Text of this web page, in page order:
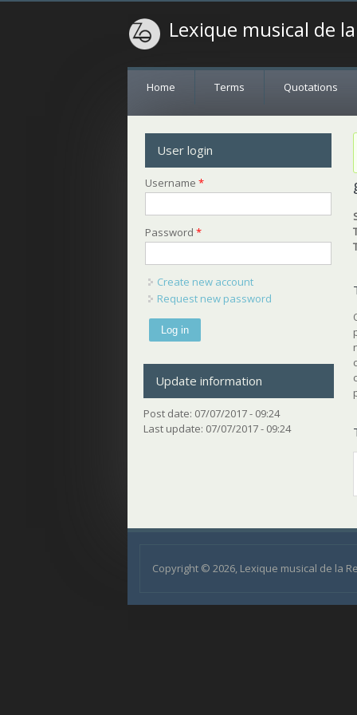
Lexique musical de
Home Terms Quotations
User login
Username*
Password*
Create new account
Request new password
Update information
Post date: 07/07/2017 - 09:24
Last update: 07/07/2017 - 09:24
Copyright © 2026, Lexique musical de la